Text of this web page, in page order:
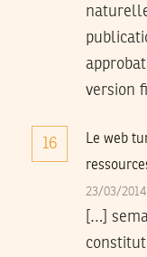
version
16
Le web
23/03/
[…]